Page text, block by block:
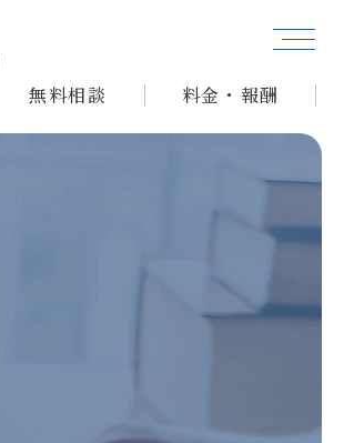
休
み
の
お
知
せ
無料相談 料金・報酬